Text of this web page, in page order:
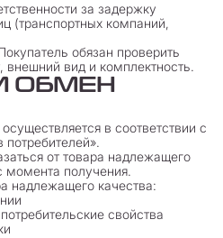
за задержку
(транспортных компаний,
обязан проверить
внешний вид и комплектность.
ОБМЕН
в соответствии с
от товара надлежащего
момента получения.
надлежащего качества:
свойства